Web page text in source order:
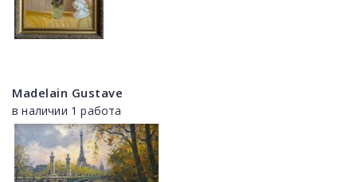
Madelain Gustave
в наличии 1 работа